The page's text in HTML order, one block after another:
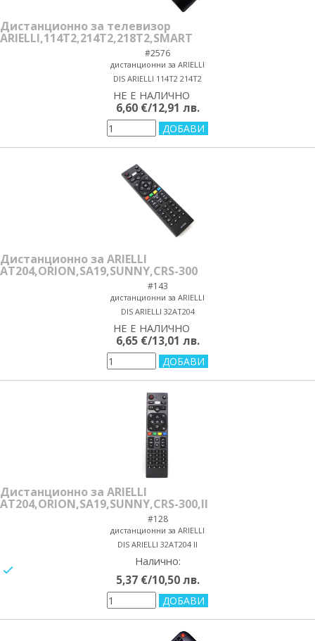
Дистанционно за телевизор
ARIELLI,114T2,214T2,218T2,SMART
#2576
дистанционни за ARIELLI
DIS ARIELLI 114T2 214T2
НЕ Е НАЛИЧНО
6,60 €/12,91 лв.
Дистанционно за ARIELLI
AT204,ORION,SA19,SUNNY,CRS-300
#143
дистанционни за ARIELLI
DIS ARIELLI 32AT204
НЕ Е НАЛИЧНО
6,65 €/13,01 лв.
Дистанционно за ARIELLI
AT204,ORION,SA19,SUNNY,CRS-300,II
#128
дистанционни за ARIELLI
DIS ARIELLI 32AT204 II
Налично:
5,37 €/10,50 лв.